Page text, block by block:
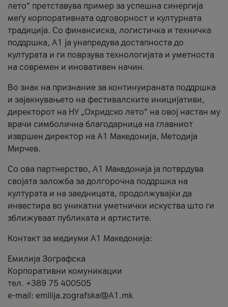
лето“ претставува пример за успешна синергија
меѓу корпоративната одговорност и културната
традиција. Со финансиска, логистичка и техничка
поддршка, A1 ја унапредува достапноста до
културата и ги поврзува технологијата и уметноста
на современ и иновативен начин.
Во знак на признание за континуираната поддршка
и зајакнувањето на фестивалските иницијативи,
директорот на НУ „Охридско лето“ на овој настан му
врачи симболична благодарница на главниот
извршен директор на A1 Македонија, Методија
Мирчев.
Со ова партнерство, A1 Македонија ја потврдува
својата заложба за долгорочна поддршка на
културата и на заедницата, продолжувајќи да
инвестира во уникатни уметнички искуства што ги
зближуваат публиката и артистите.
Контакт за медиуми А1 Македонија:
Емилија Зографска
Корпоративни комуникации
тел. +389 75 400505
e-mail: emilija.zografska@A1.mk